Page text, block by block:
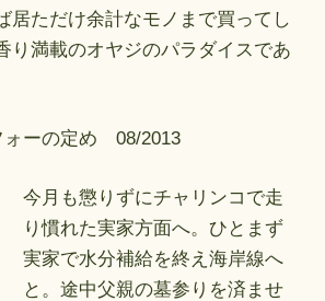
居ただけ余計なモノまで買ってし
り満載のオヤジのパラダイスであ
ーの定め 08/2013
今月も懲りずにチャリンコで走
り慣れた実家方面へ。ひとまず
実家で水分補給を終え海岸線へ
と。途中父親の墓参りを済ませ